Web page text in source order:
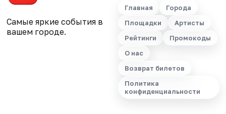
Самые яркие события в
вашем городе.
Главная
Города
Площадки
Артисты
Рейтинги
Промокоды
О нас
Возврат билетов
Политика
конфиденциальности